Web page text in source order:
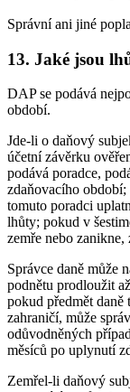
Správní ani jiné
13. Jaké jsou
DAP se podává
období.
Jde-li o daňový
účetní závěrku
podává poradce,
zdaňovacího
tomuto poradci
lhůty; pokud v
zemře nebo zanikne,
Správce daně může
podnětu prodloužit
pokud předmět
zahraničí, může
odůvodněných
měsíců po uplynutí
Zemřel-li daňový